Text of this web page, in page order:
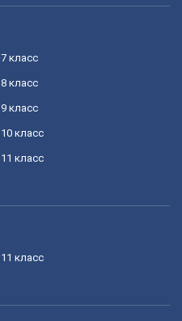
7 класс
8 класс
9 класс
10 класс
11 класс
11 класс